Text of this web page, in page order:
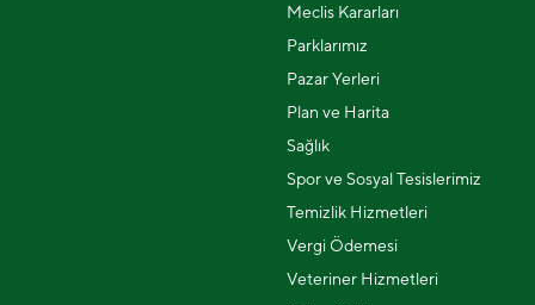
Meclis Kararları
Parklarımız
Pazar Yerleri
Plan ve Harita
Sağlık
Spor ve Sosyal Tesislerimiz
Temizlik Hizmetleri
Vergi Ödemesi
Veteriner Hizmetleri